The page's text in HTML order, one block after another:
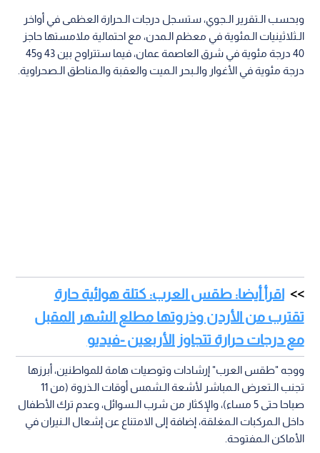
وبحسب الـتقرير الـجوي، ستسجل درجات الـحرارة العظمى في أواخر
الـثلاثينيات الـمئوية في معظم الـمدن، مع احتمالية ملامستها حاجز
40 درجة مئوية في شرق العاصمة عمان، فيما ستتراوح بين 43 و45
درجة مئوية في الأغوار والـبحر الـميت والعقبة والـمناطق الـصحراوية.
اقرأ أيضا: طقس العرب: كتلة هوائية حارة
تقترب من الأردن وذروتها مطلع الشهر المقبل
مع درجات حرارة تتجاوز الأربعين -فيديو
ووجه "طقس العرب" إرشادات وتوصيات هامة للمواطنين، أبرزها
تجنب الـتعرض الـمباشر لأشعة الـشمس أوقات الـذروة (من 11
صباحا حتى 5 مساء)، والإكثار من شرب الـسوائل، وعدم ترك الأطفال
داخل الـمركبات الـمغلقة، إضافة إلى الامتناع عن إشعال الـنيران في
الأماكن الـمفتوحة.